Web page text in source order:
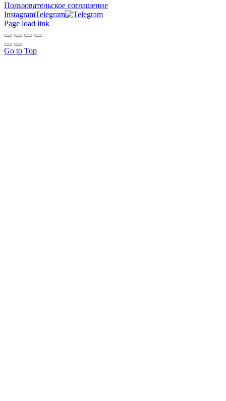
Пользовательское соглашение
InstagramTelegram
Page load link
Go to Top